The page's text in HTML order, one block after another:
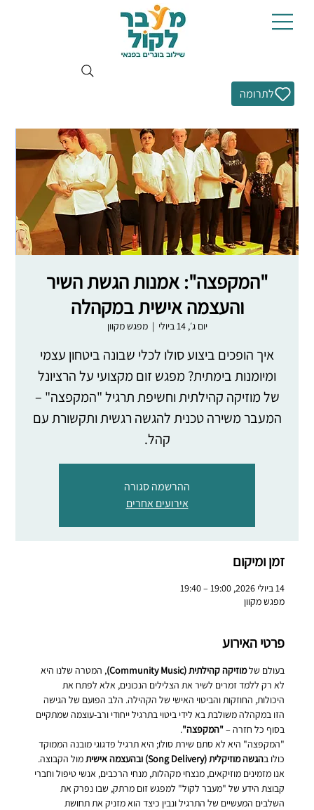
לתרומה
"המקפצה": אמנות הגשת השיר
והעצמה אישית במקהלה
יום ג׳, 14 ביולי
  |
מפגש מקוון
איך הופכים ביצוע סולו לכלי שבונה ביטחון עצמי
ומיומנות בימתית? מפגש זום מקצועי על הרציונל
של מוזיקה קהילתית וחשיפת תרגיל "המקפצה" –
המעבר משירה טכנית להגשה רגשית ותקשורת עם
קהל.
ההרשמה סגורה
אירועים אחרים
זמן ומיקום
14 ביולי 2026, 19:00 – 19:40
מפגש מקוון
פרטי האירוע
בעולם של מוזיקה קהילתית (Community Music)
, המטרה שלנו היא
לא רק ללמד זמרים לשיר את הצלילים הנכונים, אלא לפתח את
היכולות, החוזקות והביטוי האישי של הקהילה. הלב הפועם של הגישה
הזו במקהלה משולבת בא לידי ביטוי בתרגיל ייחודי ורב-עוצמה שמתקיים
בסוף כל חזרה – "המקפצה".
"המקפצה" היא לא סתם שירת סולו; היא תרגיל פדגוגי מובנה הממוקד
כולו בהגשה מוזיקלית (Song Delivery) ובהעצמה אישית
מול הקבוצה.
אנו מזמינים מוזיקאים, מנצחי מקהלות, מנחי הרכבים, אנשי טיפול וחברי
קבוצת הידע של "מעבר לקול" למפגש זום מרתק, שבו נפרק את
השלבים המעשיים של התרגיל ונבין כיצד הוא מזניק את תחושת